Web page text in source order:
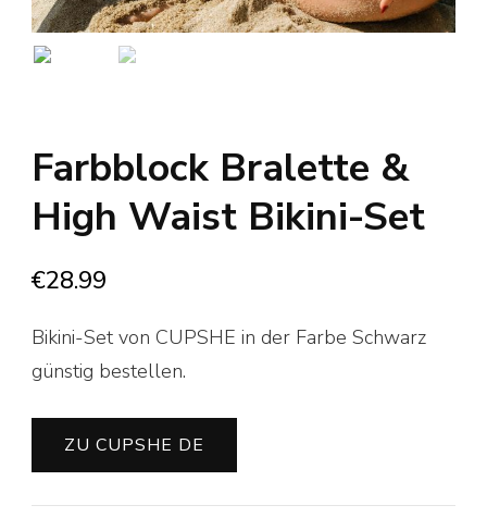
Farbblock Bralette &
High Waist Bikini-Set
€28.99
Bikini-Set von CUPSHE in der Farbe Schwarz
günstig bestellen.
ZU CUPSHE DE